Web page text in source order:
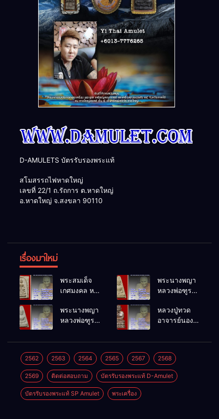
D-AMULETS บัตรรับรองพระแท้
สโมสรรถไฟหาดใหญ่
เลขที่ 22/1 ถ.รัถการ ต.หาดใหญ่
อ.หาดใหญ่ จ.สงขลา 90110
เรื่องมาใหม่
พระสมเด็จ
เกศมงคล หล
โพธิ์นิมิตร
พ.ศ.2512
พระนางพญา
หลวงพ่อฑูรย์
พ.ศ.2512
พระนางพญา
หลวงพ่อฑูรย์
พ.ศ.2512
หลวงปู่ทวด
อาจารย์นอง
พ.ศ.2541
2562 2563 2564 2565 2567 2568
2569 ติดต่อสอบถาม บัตรรับรองพระแท้ D-Amulet
บัตรรับรองพระแท้ SP Amulet พระเครื่อง